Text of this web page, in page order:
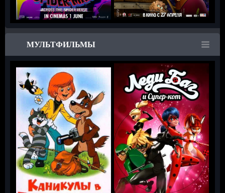
МУЛЬТФИЛЬМЫ